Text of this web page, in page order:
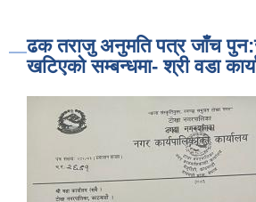
ढक तराजु अनुमति पत्र जाँच
खटिएको सम्बन्धमा- श्री वडा